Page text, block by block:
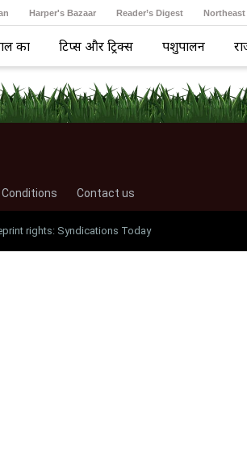
Harper's Bazaar Reader’s Digest Northeast
का टिप्स और ट्रिक्स पशुपालन
Contact us
rights: Syndications Today